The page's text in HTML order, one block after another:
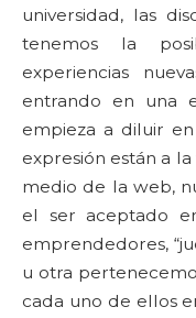
universidad, las
tenemos la
experiencias
entrando en una
empieza a diluir
expresión están a
medio de la web,
el ser aceptado
emprendedores,
u otra
cada uno de ellos